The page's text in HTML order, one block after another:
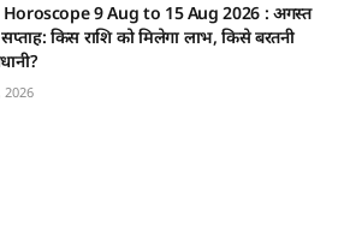
9 Aug to 15 Aug 2026 : अगस्त
किस राशि को मिलेगा लाभ, किसे बरतनी
2026